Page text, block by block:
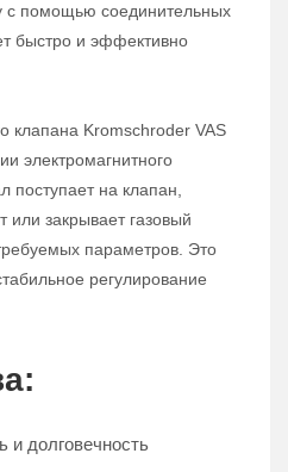
с помощью соединительных
быстро и эффективно
клапана Kromschroder VAS
электромагнитного
поступает на клапан,
или закрывает газовый
параметров. Это
регулирование
и долговечность